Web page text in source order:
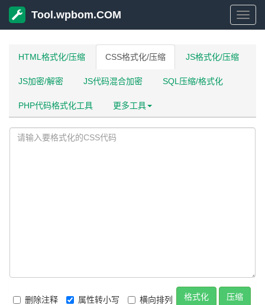
Tool.wpbom.COM
HTML格式化/压缩 CSS格式化/压缩 JS格式化/压缩
JS加密/解密 JS代码混合加密 SQL压缩/格式化
PHP代码格式化工具 更多工具
删除注释 属性转小写 横向排列 格式化 压缩